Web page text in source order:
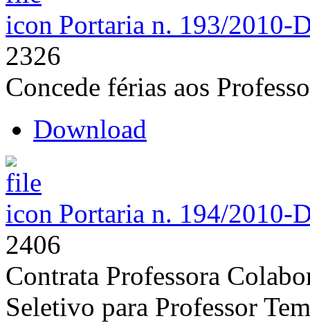
Portaria n. 193/2010-
2326
Concede férias aos
Download
Portaria n. 194/2010-
2406
Contrata Professora
Seletivo para Professor